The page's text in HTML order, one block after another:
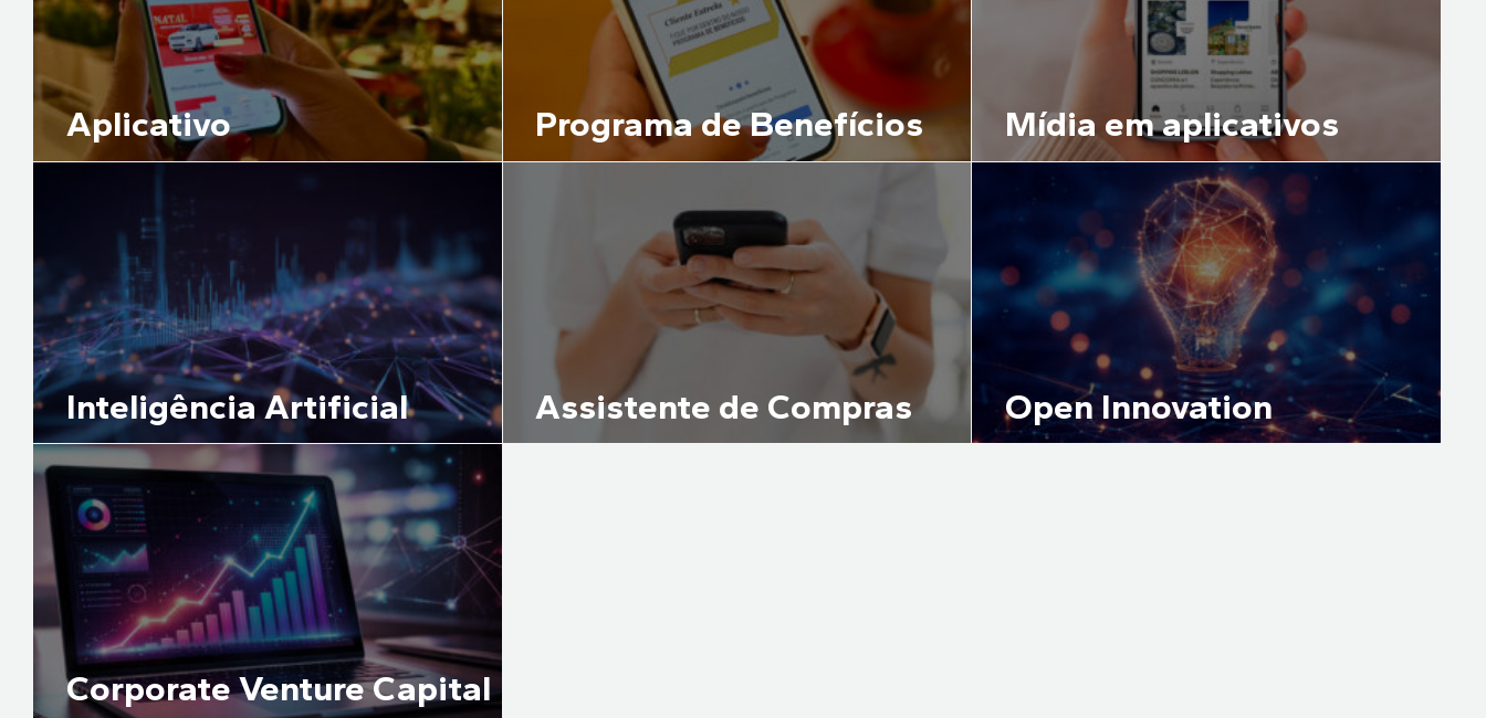
Aplicativo Programa de Benefícios Mídia em aplicativos
Inteligência Artificial Assistente de Compras Open Innovation
Corporate Venture Capital